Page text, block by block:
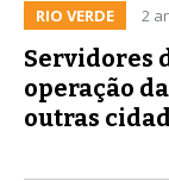
RIO VERDE 2
Servidores
operação
outras